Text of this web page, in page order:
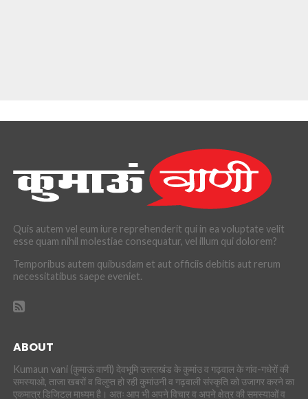
Quis autem vel eum iure reprehenderit qui in ea voluptate velit
esse quam nihil molestiae consequatur, vel illum qui dolorem?
Temporibus autem quibusdam et aut officiis debitis aut rerum
necessitatibus saepe eveniet.
ABOUT
Kumaun vani (कुमाऊं वाणी) देवभूमि उत्तराखंड के कुमांउ व गढ़वाल के गांव-गधेरों की
समस्याओ, ताजा खबरों व विलुप्त हो रही कुमांउनी व गढ़वाली संस्कृति को उजागर करने का
एकमात्र डिजिटल माध्यम है। अतः आप भी अपने विचार व अपने क्षेत्र की समस्याओं व